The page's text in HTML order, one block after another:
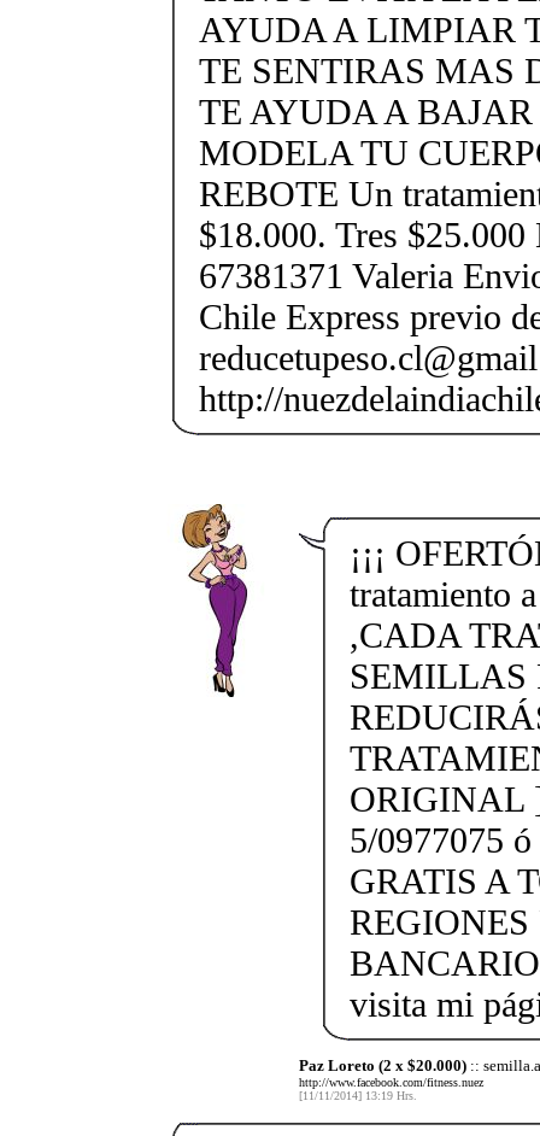
AYUDA A LIMPIAR
TE SENTIRAS MAS
TE AYUDA A
MODELA TU
REBOTE Un
$18.000. Tres
67381371 Valeria
Chile Express previo
http://
¡¡¡
tratamiento
,CADA
SEMILLAS
ORIGINAL
5/0977075
GRATIS A
visita mi
Paz Loreto (2 x $20.000)::
http://www.facebook.com/fitness.nuez
[11/11/2014] 13:19 Hrs.